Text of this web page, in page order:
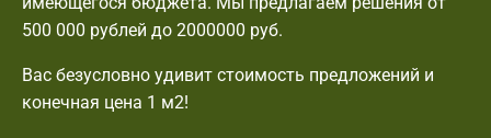
500 000 рублей до 2000000 руб.
Вас безусловно удивит стоимость предложений и
конечная цена 1 м2!